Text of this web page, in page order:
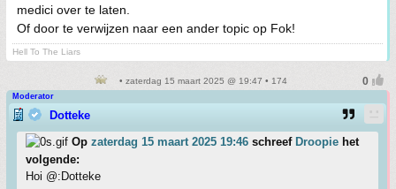
medici over te laten.
Of door te verwijzen naar een ander topic op Fok!
Hell To The Liars
• zaterdag 15 maart 2025 @ 19:47 • 174
Moderator
Dotteke
Op zaterdag 15 maart 2025 19:46 schreef Droopie het
volgende:
Hoi @:Dotteke